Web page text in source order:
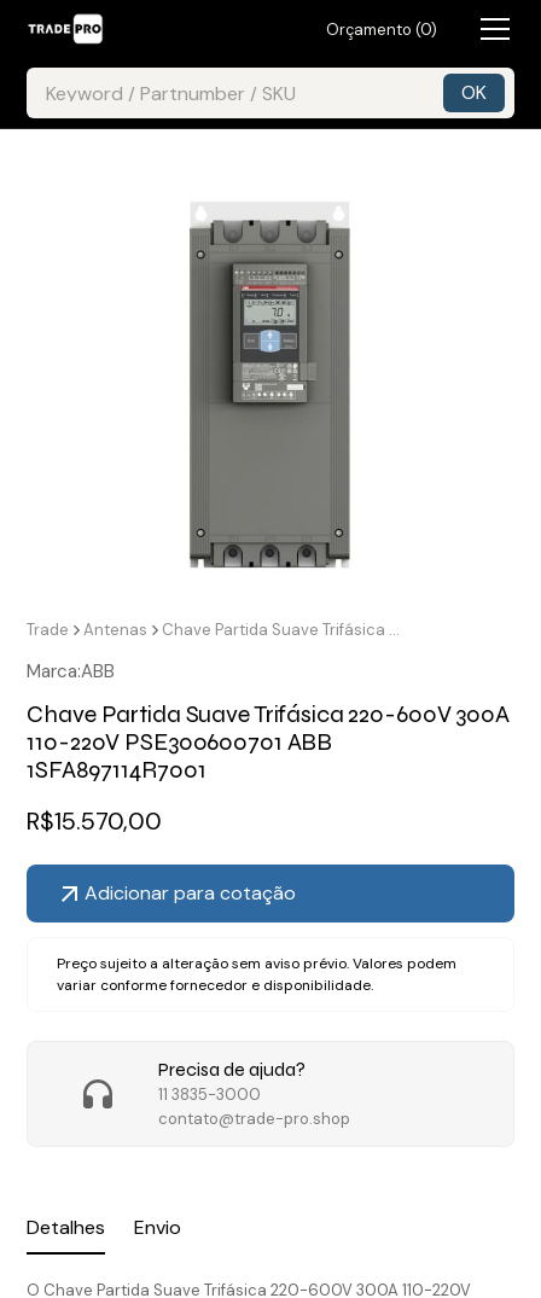
Orçamento (0)
Detalhes Envio
O Chave Partida Suave Trifásica 220-600V 300A 110-220V
Trade Antenas Chave Partida Suave Trifásica 220-600V 300A 110-220V PSE300600701 ABB 1SFA897114R7001
Marca:ABB
Chave Partida Suave Trifásica 220-600V 300A
110-220V PSE300600701 ABB
1SFA897114R7001
R$15.570,00
Adicionar para cotação
Preço sujeito a alteração sem aviso prévio. Valores podem
variar conforme fornecedor e disponibilidade.
Precisa de ajuda?
11 3835-3000
contato@trade-pro.shop